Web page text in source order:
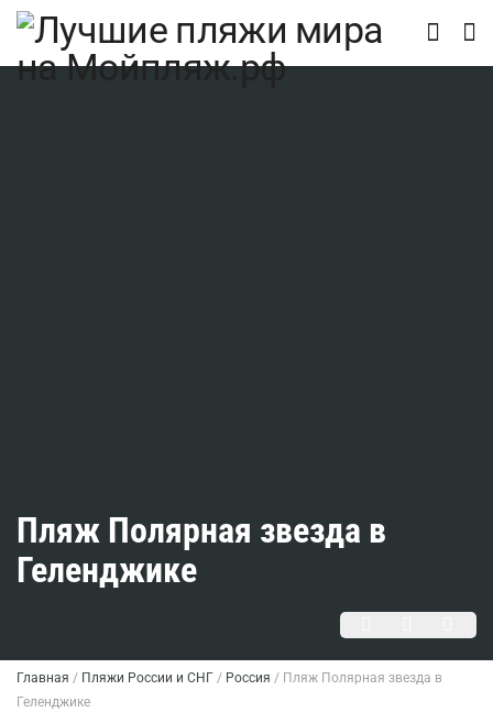
Пляж Полярная звезда в
Геленджике
Главная / Пляжи России и СНГ / Россия / Пляж Полярная звезда в
Геленджике